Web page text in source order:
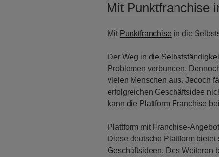
Mit Punktfranchise
Mit Punktfranchise in die
Der Weg in die
Problemen verbunden.
vielen Menschen aus. Jedoch
erfolgreichen Geschäftsidee
kann die Plattform Franchise
Plattform mit Franchise-
Diese deutsche Plattform
Geschäftsideen. Des Weiteren